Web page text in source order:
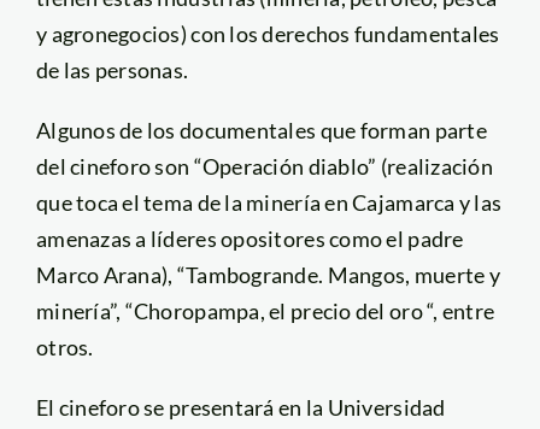
y agronegocios) con los derechos fundamentales
de las personas.
Algunos de los documentales que forman parte
del cineforo son “Operación diablo” (realización
que toca el tema de la minería en Cajamarca y las
amenazas a líderes opositores como el padre
Marco Arana), “Tambogrande. Mangos, muerte y
minería”, “Choropampa, el precio del oro “, entre
otros.
El cineforo se presentará en la Universidad